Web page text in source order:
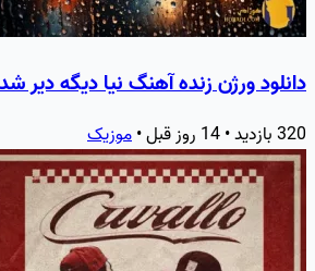
دانلود ورژن زنده آهنگ نیا دیگه دیر
320 بازدید • 14 روز قبل • موزیک